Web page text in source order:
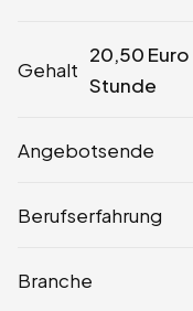
Gehalt
20,50 Euro
Stunde
Angebotsende
Berufserfahrung
Branche